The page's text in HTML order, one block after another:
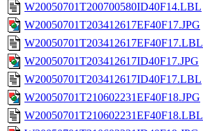
W20050701T200700580ID40F14.LBL
W20050701T203412617EF40F17.JPG
W20050701T203412617EF40F17.LBL
W20050701T203412617ID40F17.JPG
W20050701T203412617ID40F17.LBL
W20050701T210602231EF40F18.JPG
W20050701T210602231EF40F18.LBL